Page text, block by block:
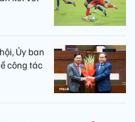
Ủy ban
công tác